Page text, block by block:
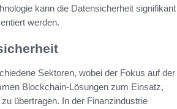
kann die Datensicherheit signifikant
werden.
Sektoren, wobei der Fokus auf der
Blockchain-Lösungen zum Einsatz,
übertragen. In der Finanzindustrie